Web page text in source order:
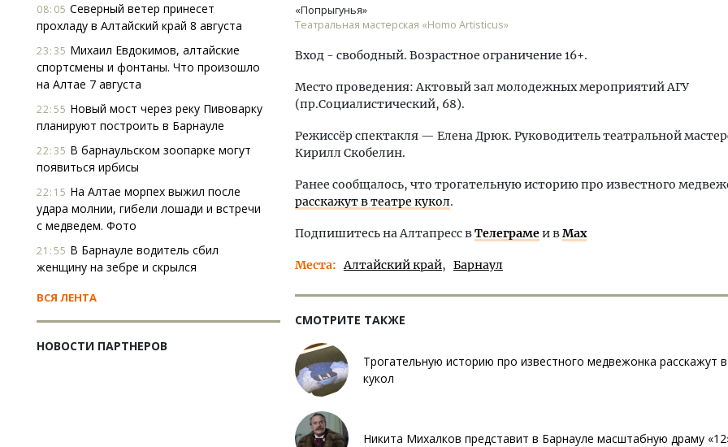
08:05 Северный ветер принесет
прохладу в Алтайский край 8 августа
23:35 Михаил Евдокимов, алтайские
спортсмены и фонтаны. Что произошло
на Алтае 7 августа
22:55 Новый мост через реку Пивоварку
планируют построить в Барнауле
22:35 В барнаульском зоопарке могут
появиться ирбисы
22:15 На Алтае морпех выжил после
удара молнии, гибели лошади и встречи
с медведем. Фото
21:55 В Барнауле водитель сбил
женщину на зебре и скрылся
ВСЯ ЛЕНТА
НОВОСТИ ПАРТНЕРОВ
«Попрыгунья»
Театральная мастерская «Homo Artisticus»
Вход - свободный. Возрастное ограничение 16+.
Место проведения: Актовый зал молодежных мероприятий АГУ
(пр.Социалистический, 68).
Режиссёр спектакля — Елена Дрюк. Руководитель театральной
Кирилл Скобелин.
Ранее сообщалось, что трогательную историю про известного
расскажут в театре кукол.
Подпишитесь на Алтапресс вТелеграмеи вMax
Места Алтайский край Барнаул
СМОТРИТЕ ТАКЖЕ
Трогательную историю про известного медвежонка расскажут
кукол
Никита Михалков представит в Барнауле масштабную драму